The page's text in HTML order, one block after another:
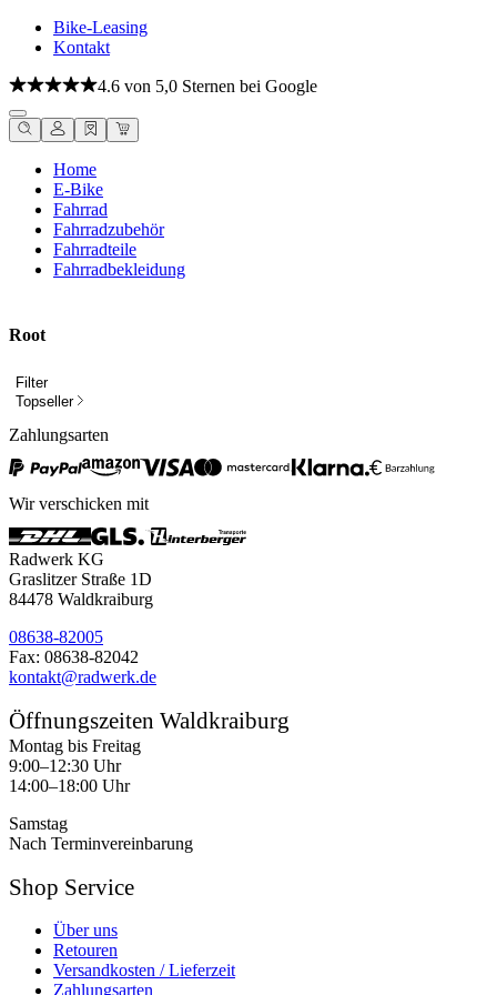
Bike-Leasing
Kontakt
4.6 von 5,0 Sternen bei Google
Home
E-Bike
Fahrrad
Fahrradzubehör
Fahrradteile
Fahrradbekleidung
Root
Filter
Topseller
Zahlungsarten
Wir verschicken mit
Radwerk KG
Graslitzer Straße 1D
84478 Waldkraiburg
08638-82005
Fax: 08638-82042
kontakt@radwerk.de
Öffnungszeiten Waldkraiburg
Montag bis Freitag
9:00–12:30 Uhr
14:00–18:00 Uhr
Samstag
Nach Terminvereinbarung
Shop Service
Über uns
Retouren
Versandkosten / Lieferzeit
Zahlungsarten